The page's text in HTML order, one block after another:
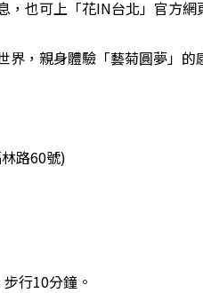
，也可上「花IN台北」官方網
，親身體驗「藝菊圓夢」的
路60號)
行10分鐘。